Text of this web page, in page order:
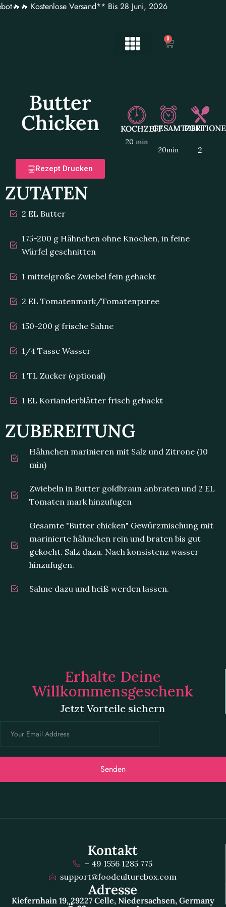
Kostenlose Versand** Bis 28 Juni, 2026
0
Butter
Chicken
Rezept Drucken
KOCHZEIT
20 min
GESAMTZEIT
20min 2
ZUTATEN
2 EL Butter
175-200 g Hähnchen ohne Knochen, in feine
Würfel geschnitten
1 mittelgroße Zwiebel fein gehackt
2 EL Tomatenmark/Tomatenpuree
150-200 g frische Sahne
1/4 Tasse Wasser
1 TL Zucker (optional)
1 EL Korianderblätter frisch gehackt
ZUBEREITUNG
Hähnchen marinieren mit Salz und Zitrone (10
min)
Zwiebeln in Butter goldbraun anbraten und 2 EL
Tomaten mark hinzufugen
Gesamte "Butter chicken" Gewürzmischung mit
marinierte hähnchen rein und braten bis gut
gekocht. Salz dazu. Nach konsistenz wasser
hinzufugen.
Sahne dazu und heiß werden lassen.
Erhalte Deine
Willkommensgeschenk
Jetzt Vorteile sichern
Senden
Kontakt
+ 49 1556 1285 775
support@foodculturebox.com
Adresse
Kiefernhain 19, 29227 Celle, Niedersachsen, Germany